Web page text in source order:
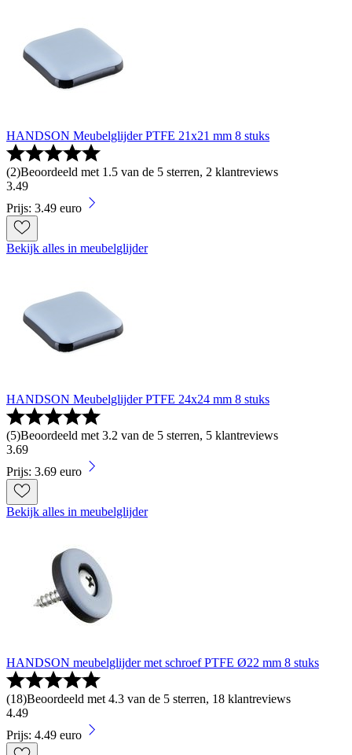
HANDSON Meubelglijder PTFE 21x21 mm 8 stuks
(2)Beoordeeld met 1.5 van de 5 sterren, 2 klantreviews
3.49
Prijs: 3.49 euro
Bekijk alles in meubelglijder
HANDSON Meubelglijder PTFE 24x24 mm 8 stuks
(5)Beoordeeld met 3.2 van de 5 sterren, 5 klantreviews
3.69
Prijs: 3.69 euro
Bekijk alles in meubelglijder
HANDSON meubelglijder met schroef PTFE Ø22 mm 8 stuks
(18)Beoordeeld met 4.3 van de 5 sterren, 18 klantreviews
4.49
Prijs: 4.49 euro